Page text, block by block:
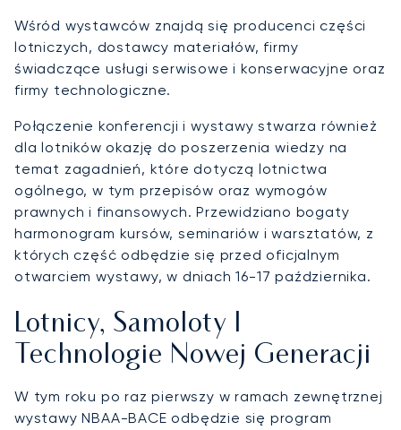
Wśród wystawców znajdą się producenci części
lotniczych, dostawcy materiałów, firmy
świadczące usługi serwisowe i konserwacyjne oraz
firmy technologiczne.
Połączenie konferencji i wystawy stwarza również
dla lotników okazję do poszerzenia wiedzy na
temat zagadnień, które dotyczą lotnictwa
ogólnego, w tym przepisów oraz wymogów
prawnych i finansowych. Przewidziano bogaty
harmonogram kursów, seminariów i warsztatów, z
których część odbędzie się przed oficjalnym
otwarciem wystawy, w dniach 16-17 października.
Lotnicy, Samoloty I
Technologie Nowej Generacji
W tym roku po raz pierwszy w ramach zewnętrznej
wystawy NBAA-BACE odbędzie się program